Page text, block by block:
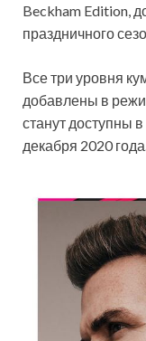
Beckham Edition,
праздничного
Все три уровня
добавлены в
станут доступны
декабря 2020 года.